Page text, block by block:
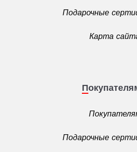
Подарочные
Карта
Подарочные